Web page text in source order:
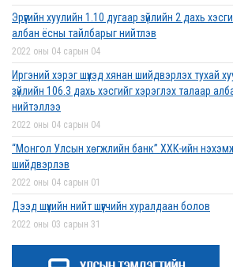
Эрүүгийн хуулийн 1.10 дугаар зүйлийн 2 дахь
албан ёсны тайлбарыг нийтлэв
2022 оны 04 сарын 04
Иргэний хэрэг шүүхэд хянан шийдвэрлэх тухай
зүйлийн 106.3 дахь хэсгийг хэрэглэх талаар
нийтэллээ
2022 оны 04 сарын 04
“Монгол Улсын хөгжлийн банк” ХХК-ийн
шийдвэрлэв
2022 оны 04 сарын 01
Дээд шүүхийн нийт шүүгчийн хуралдаан болов
2022 оны 03 сарын 31
Нээлттэй ажлын байрны зар